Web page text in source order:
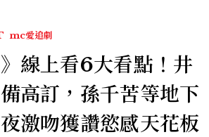
mc愛追劇
》線上看6大看點！井
高訂，孫千苦等地下
激吻獲讚慾感天花板